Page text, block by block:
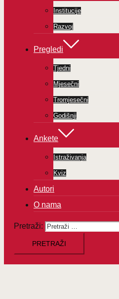
Institucije
Razvoj
Pregledi
Tjedni
Mjesečni
Tromjesečni
Godišnji
Ankete
Istraživanja
Kviz
Autori
O nama
Pretraži: